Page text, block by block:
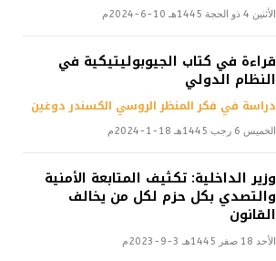
الأثنين 4 ذو الحجة 1445هـ 10-6-2024م
قراءة في كتاب الجيوبوليتيكية في
النظام الدولي
دراسة في فكر المنظر الروسي الكسندر دوغين
الخميس 6 رجب 1445هـ 18-1-2024م
وزير الداخلية: تكثيف المتابعة الأمنية
والتصدي بكل حزم لكل من يخالف
القانون
الأحد 18 صفر 1445هـ 3-9-2023م